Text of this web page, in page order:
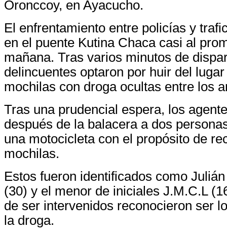
Oronccoy, en Ayacucho.
El enfrentamiento entre policías y
en el puente Kutina Chaca casi al
mañana. Tras varios minutos de
delincuentes optaron por huir del
mochilas con droga ocultas entre los
Tras una prudencial espera, los
después de la balacera a dos
una motocicleta con el propósito de
mochilas.
Estos fueron identificados como
(30) y el menor de iniciales J.M.C.L
de ser intervenidos reconocieron ser
la droga.